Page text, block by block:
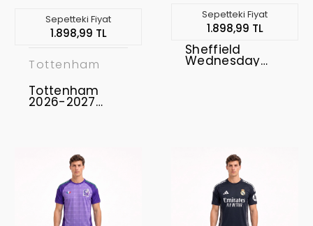
Sepetteki Fiyat
1.898,99 TL
Tottenham
Tottenham
2026-2027
Sepetteki Fiyat
1.898,99 TL
Sheffield
Wednesday